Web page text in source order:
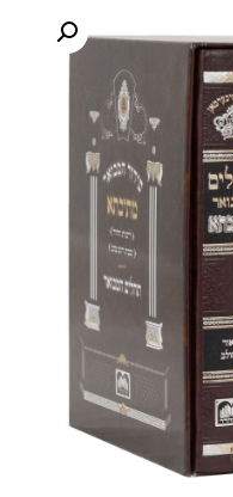
A Daily
Personal Size
הוסף